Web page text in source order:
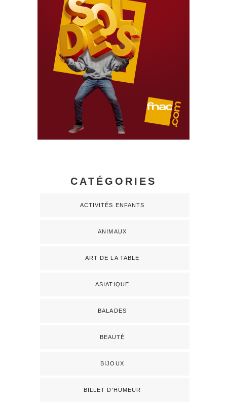
CATÉGORIES
ACTIVITÉS ENFANTS
ANIMAUX
ART DE LA TABLE
ASIATIQUE
BALADES
BEAUTÉ
BIJOUX
BILLET D'HUMEUR